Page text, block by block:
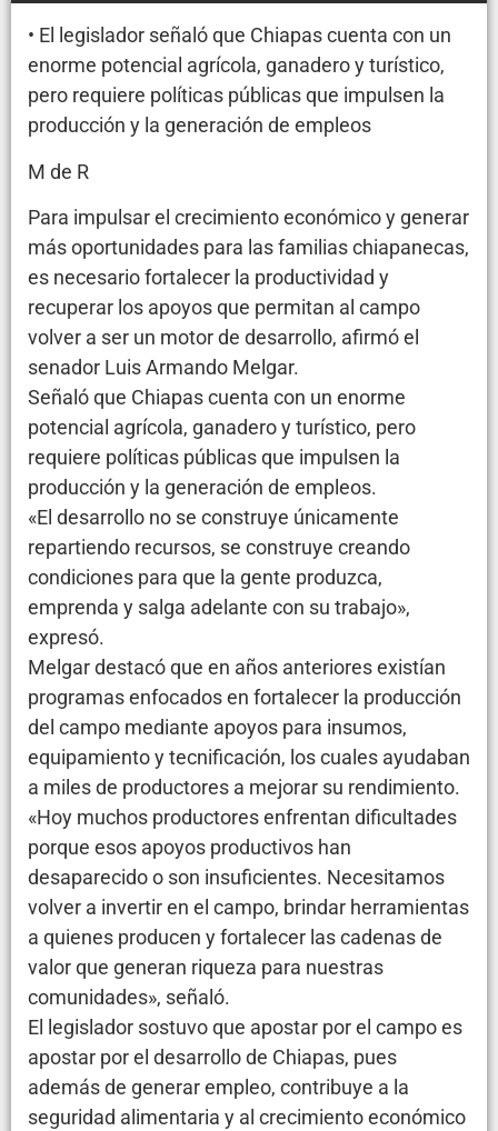
• El legislador señaló que Chiapas cuenta con un
enorme potencial agrícola, ganadero y turístico,
pero requiere políticas públicas que impulsen la
producción y la generación de empleos
M de R
Para impulsar el crecimiento económico y generar
más oportunidades para las familias chiapanecas,
es necesario fortalecer la productividad y
recuperar los apoyos que permitan al campo
volver a ser un motor de desarrollo, afirmó el
senador Luis Armando Melgar.
Señaló que Chiapas cuenta con un enorme
potencial agrícola, ganadero y turístico, pero
requiere políticas públicas que impulsen la
producción y la generación de empleos.
«El desarrollo no se construye únicamente
repartiendo recursos, se construye creando
condiciones para que la gente produzca,
emprenda y salga adelante con su trabajo»,
expresó.
Melgar destacó que en años anteriores existían
programas enfocados en fortalecer la producción
del campo mediante apoyos para insumos,
equipamiento y tecnificación, los cuales ayudaban
a miles de productores a mejorar su rendimiento.
«Hoy muchos productores enfrentan dificultades
porque esos apoyos productivos han
desaparecido o son insuficientes. Necesitamos
volver a invertir en el campo, brindar herramientas
a quienes producen y fortalecer las cadenas de
valor que generan riqueza para nuestras
comunidades», señaló.
El legislador sostuvo que apostar por el campo es
apostar por el desarrollo de Chiapas, pues
además de generar empleo, contribuye a la
seguridad alimentaria y al crecimiento económico